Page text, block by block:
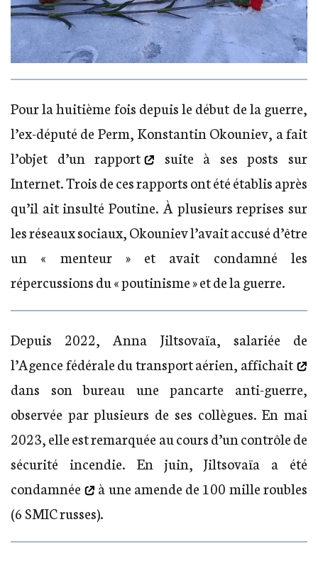
Pour la huitième fois depuis le début de la guerre,
l’ex-député de Perm, Konstantin Okouniev, a fait
l’objet d’unrapport
suite à ses posts sur
Internet. Trois de ces rapports ont été établis après
qu’il ait insulté Poutine. À plusieurs reprises sur
les réseaux sociaux, Okouniev l’avait accusé d’être
un « menteur » et avait condamné les
répercussions du « poutinisme » et de la guerre.
Depuis 2022, Anna Jiltsovaïa, salariée de
l’Agence fédérale du transport aérien, affichait
dans son bureau une pancarte anti-guerre,
observée par plusieurs de ses collègues. En mai
2023, elle est remarquée au cours d’un contrôle de
sécurité incendie. En juin, Jiltsovaïa a été
condamnée
à une amende de 100 mille roubles
(6 SMIC russes).